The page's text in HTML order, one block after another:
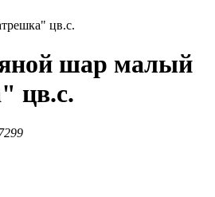
цв.с.
шар малый
цв.с.